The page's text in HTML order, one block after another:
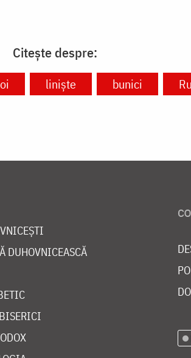
Citește despre:
liniște bunici
DUHOVNICEASCĂ